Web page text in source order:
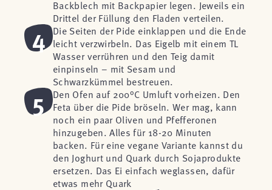
Backblech mit Backpapier legen. Jeweils ein
Drittel der Füllung den Fladen verteilen.
4
Die Seiten der Pide einklappen und die Ende
leicht verzwirbeln. Das Eigelb mit einem TL
Wasser verrühren und den Teig damit
einpinseln – mit Sesam und
Schwarzkümmel bestreuen.
5
Den Ofen auf 200°C Umluft vorheizen. Den
Feta über die Pide bröseln. Wer mag, kann
noch ein paar Oliven und Pfefferonen
hinzugeben. Alles für 18-20 Minuten
backen. Für eine vegane Variante kannst du
den Joghurt und Quark durch Sojaprodukte
ersetzen. Das Ei einfach weglassen, dafür
etwas mehr Quark